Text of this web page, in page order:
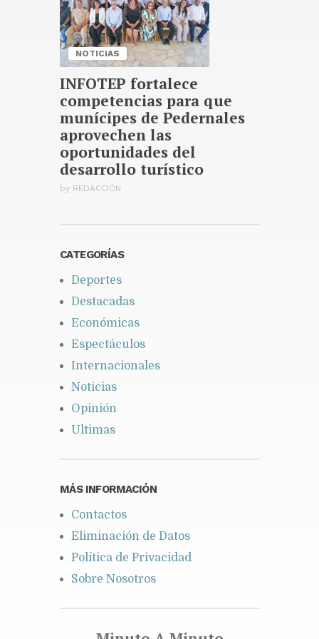
NOTICIAS
INFOTEP fortalece
competencias para que
munícipes de Pedernales
aprovechen las
oportunidades del
desarrollo turístico
by REDACCIÓN
CATEGORÍAS
Deportes
Destacadas
Económicas
Espectáculos
Internacionales
Noticias
Opinión
Ultimas
MÁS INFORMACIÓN
Contactos
Eliminación de Datos
Política de Privacidad
Sobre Nosotros